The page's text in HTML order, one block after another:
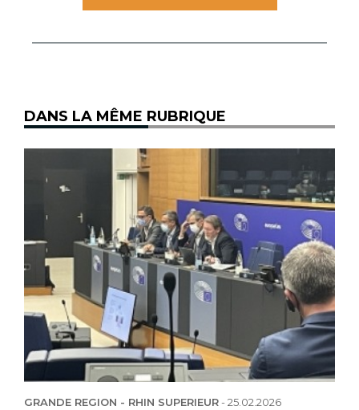
DANS LA MÊME RUBRIQUE
GRANDE REGION - RHIN SUPERIEUR-25.02.2026